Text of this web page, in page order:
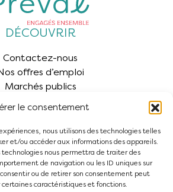
le consentement
nous utilisons des technologies telles
et/ou accéder aux informations des appareils.
technologies nous permettra de traiter des
de navigation ou les ID uniques sur
ou de retirer son consentement peut
caractéristiques et fonctions.
DÉCOUVRIR
Contactez-nous
offres d’emploi
Marchés publics
Espace Élus
À LA NEWSLETTER
S'abonner